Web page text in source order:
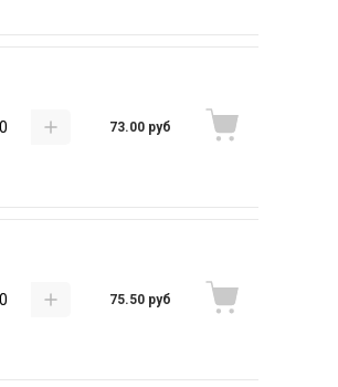
73.00 руб
75.50 руб